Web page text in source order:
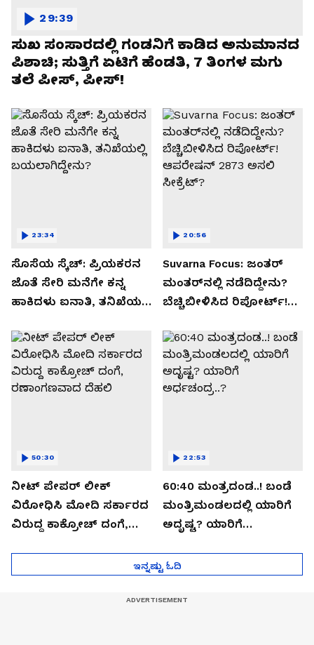
ಸುಖ ಸಂಸಾರದಲ್ಲಿ ಗಂಡನಿಗೆ ಕಾಡಿದ ಅನುಮಾನದ
ಪಿಶಾಚಿ; ಸುತ್ತಿಗೆ ಏಟಿಗೆ ಹೆಂಡತಿ, 7 ತಿಂಗಳ ಮಗು
ತಲೆ ಪೀಸ್, ಪೀಸ್!
29:39
ಸೊಸೆಯ ಸ್ಕೆಚ್: ಪ್ರಿಯಕರನ
ಜೊತೆ ಸೇರಿ ಮನೆಗೇ ಕನ್ನ
ಹಾಕಿದಳು ಐನಾತಿ, ತನಿಖೆಯಲ್ಲಿ
23:34
Suvarna Focus: ಜಂತರ್
ಮಂತರ್‌ನಲ್ಲಿ ನಡೆದಿದ್ದೇನು?
ಬೆಚ್ಚಿಬೀಳಿಸಿದ ರಿಪೋರ್ಟ್!
ಸೀಕ್ರೆಟ್?
20:56
ನೀಟ್ ಪೇಪರ್ ಲೀಕ್
ವಿರೋಧಿಸಿ ಮೋದಿ ಸರ್ಕಾರದ
ವಿರುದ್ದ ಕಾಕ್ರೋಚ್ ದಂಗೆ,
50:30
60:40 ಮಂತ್ರದಂಡ..! ಬಂಡೆ
ಮಂತ್ರಿಮಂಡಲದಲ್ಲಿ ಯಾರಿಗೆ
ಅದೃಷ್ಟ? ಯಾರಿಗೆ
22:53
ಇನ್ನಷ್ಟು ಓದಿ